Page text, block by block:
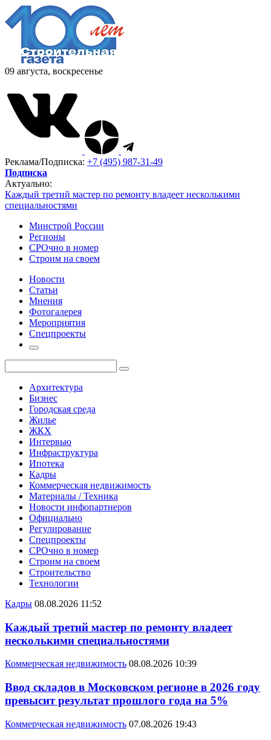
09 августа, воскресенье
Реклама/Подписка: +7 (495) 987-31-49
Подписка
Актуально:
Каждый третий мастер по ремонту владеет несколькими
специальностями
Минстрой России
Регионы
СРОчно в номер
Строим на своем
Новости
Статьи
Мнения
Фотогалерея
Мероприятия
Спецпроекты
Архитектура
Бизнес
Городская среда
Жилье
ЖКХ
Интервью
Инфраструктура
Ипотека
Кадры
Коммерческая недвижимость
Материалы / Техника
Новости инфопартнеров
Официально
Регулирование
Спецпроекты
СРОчно в номер
Строим на своем
Строительство
Технологии
Кадры 08.08.2026 11:52
Каждый третий мастер по ремонту владеет
несколькими специальностями
Коммерческая недвижимость 08.08.2026 10:39
Ввод складов в Московском регионе в 2026 году
превысит результат прошлого года на 5%
Коммерческая недвижимость 07.08.2026 19:43